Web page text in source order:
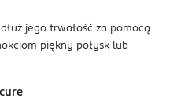
jego trwałość za pomocą
piękny połysk lub